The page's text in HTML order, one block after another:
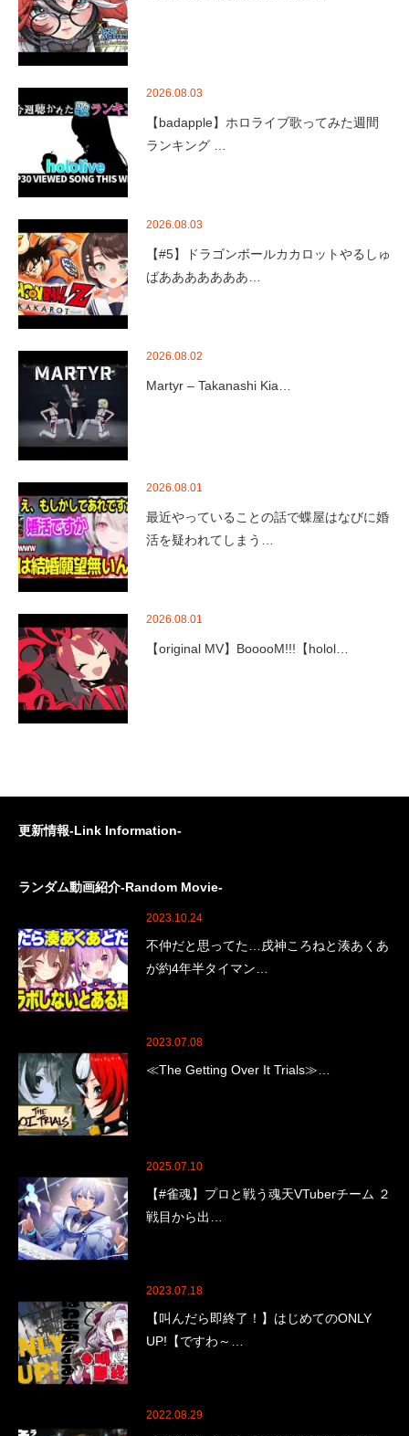
2026.08.03
【badapple】ホロライブ歌ってみた週間
ランキング …
2026.08.03
【#5】ドラゴンボールカカロットやるしゅ
ばあああああああ…
2026.08.02
Martyr – Takanashi Kia…
2026.08.01
最近やっていることの話で蝶屋はなびに婚
活を疑われてしまう…
2026.08.01
【original MV】BooooM!!!【holol…
更新情報-Link Information-
ランダム動画紹介-Random Movie-
2023.10.24
不仲だと思ってた…戌神ころねと湊あくあ
が約4年半タイマン…
2023.07.08
≪The Getting Over It Trials≫…
2025.07.10
【#雀魂】プロと戦う魂天VTuberチーム ２
戦目から出…
2023.07.18
【叫んだら即終了！】はじめてのONLY
UP!【ですわ～…
2022.08.29